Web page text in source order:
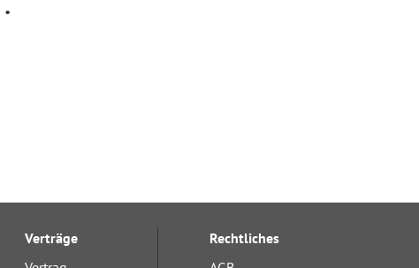
Verträge
Rechtliches